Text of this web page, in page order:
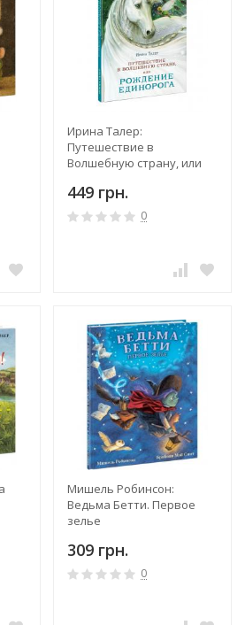
Ирина Талер:
Путешествие в
Волшебную страну, или
449 грн.
0
Мишель Робинсон:
Ведьма Бетти. Первое
зелье
309 грн.
0